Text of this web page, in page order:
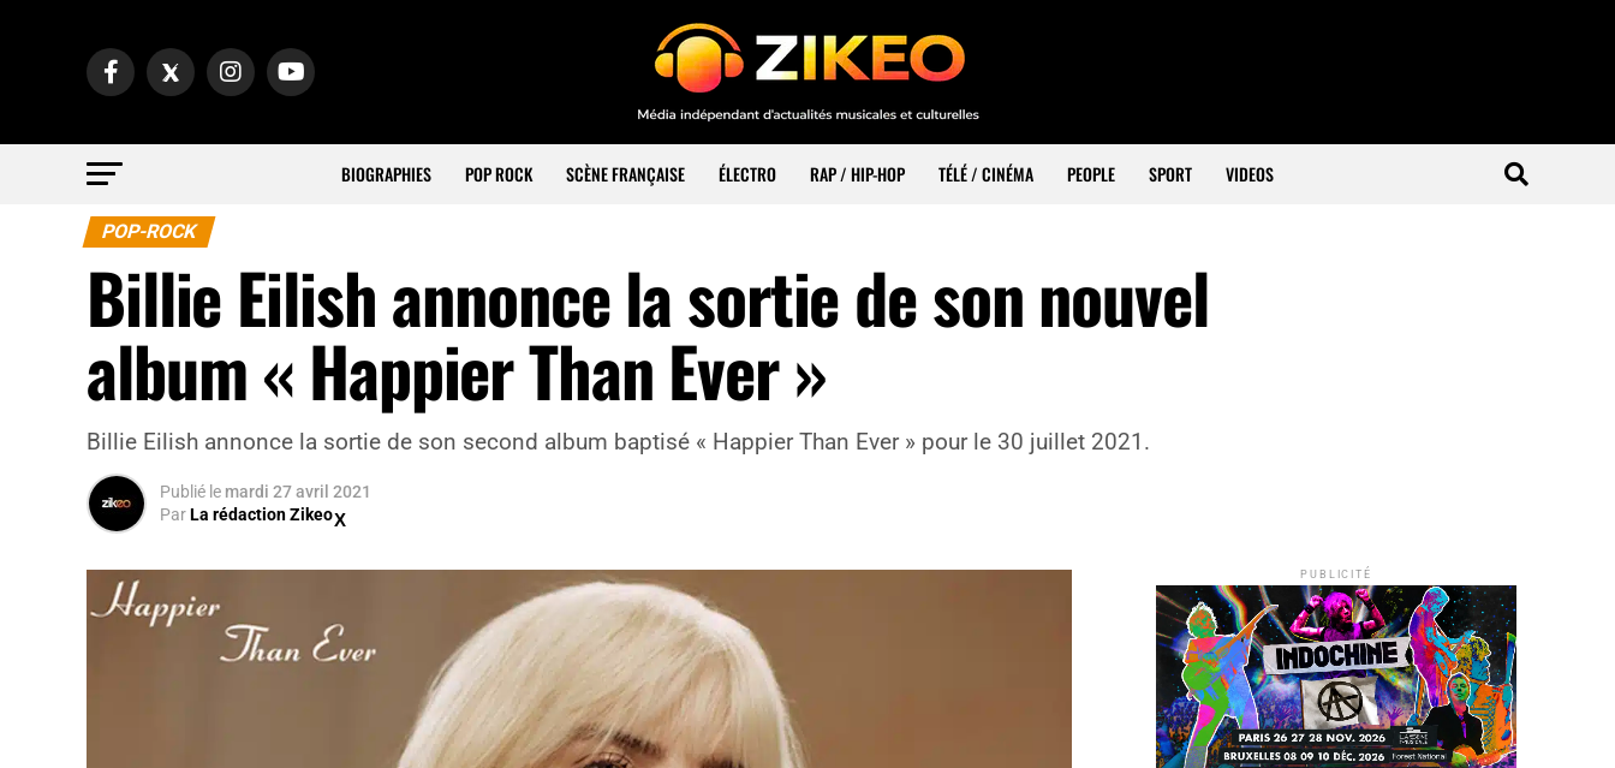
BIOGRAPHIES POP ROCK SCÈNE FRANÇAISE ÉLECTRO RAP / HIP-HOP TÉLÉ / CINÉMA PEOPLE SPORT VIDEOS
POP-ROCK
Billie Eilish annonce la sortie de son nouvel
album « Happier Than Ever »
Billie Eilish annonce la sortie de son second album baptisé « Happier Than Ever » pour le 30 juillet 2021.
Publié le mardi 27 avril 2021
ParLa rédaction Zikeo
PUBLICITÉ